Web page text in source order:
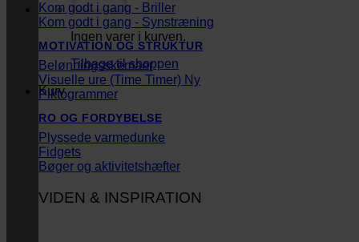
Ingen varer i kurven.
Tilbage til shoppen
Kurv
Kom godt i gang - Briller
Kom godt i gang - Synstræning
MOTIVATION OG STRUKTUR
Belønningsskemaer
Visuelle ure (Time Timer)
Piktogrammer
RO OG FORDYBELSE
Plyssede varmedunke
Fidgets
Bøger og aktivitetshæfter
VIDEN & INSPIRATION